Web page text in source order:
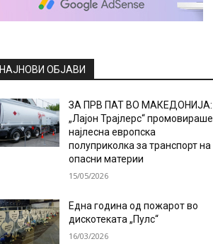
НАЈНОВИ ОБЈАВИ
ЗА ПРВ ПАТ ВО МАКЕДОНИЈА:
„Лајон Трајлерс“ промовираше
најлесна европска
полуприколка за транспорт на
опасни материи
15/05/2026
Една година од пожарот во
дискотеката „Пулс“
16/03/2026